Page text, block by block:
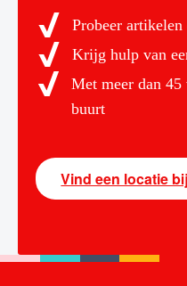
Probeer
Krijg hulp van
Met meer dan
buurt
Vind een locatie